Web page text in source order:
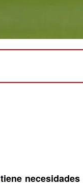
tiene